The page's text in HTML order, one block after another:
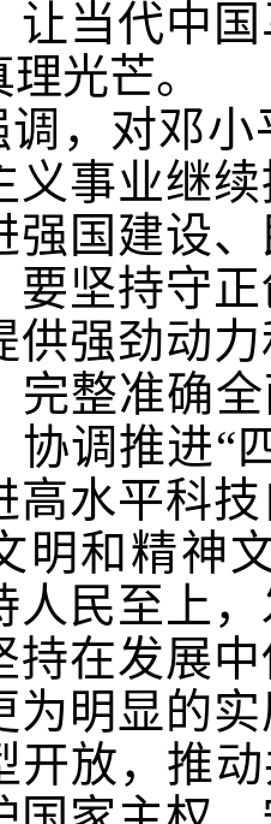
让当代中
光芒。
调，对邓
义事业继
强国建设
要坚持守
供强劲动
完整准确
协调推进“
高水平科
明和精神
人民至上
持在发展
为明显的
开放，推